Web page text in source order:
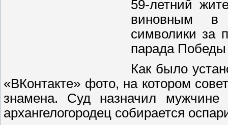
59-летний
виновным в
символики за
парада Победы
Как было
«ВКонтакте» фото, на котором
знамена. Суд назначил
архангелогородец собирается